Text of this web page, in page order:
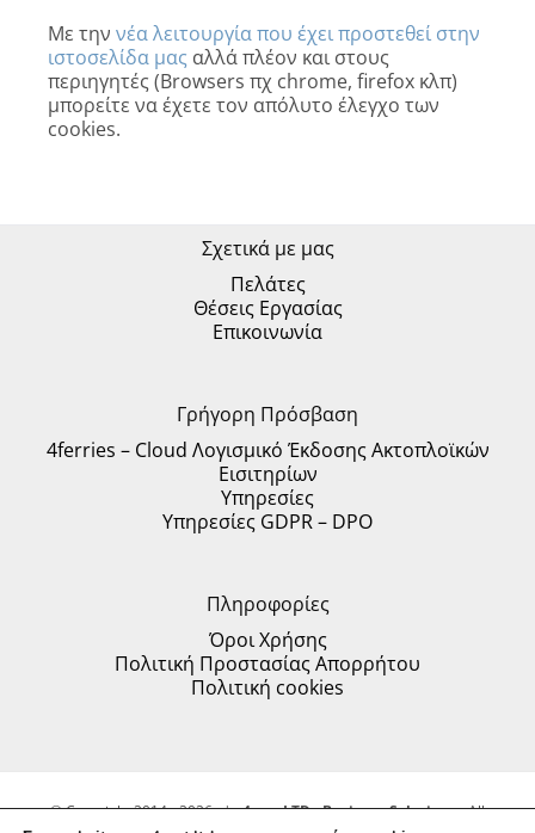
Με την νέα λειτουργία που έχει προστεθεί στην
ιστοσελίδα μας αλλά πλέον και στους
περιηγητές (Browsers πχ chrome, firefox κλπ)
μπορείτε να έχετε τον απόλυτο έλεγχο των
cookies.
Σχετικά με μας
Πελάτες
Θέσεις Εργασίας
Επικοινωνία
Γρήγορη Πρόσβαση
4ferries – Cloud Λογισμικό Έκδοσης Ακτοπλοϊκών
Εισιτηρίων
Υπηρεσίες
Υπηρεσίες GDPR – DPO
Πληροφορίες
Όροι Χρήσης
Πολιτική Προστασίας Απορρήτου
Πολιτική cookies
© Copyright 2014 -2026 |4mat LTD - Business Solutions- All